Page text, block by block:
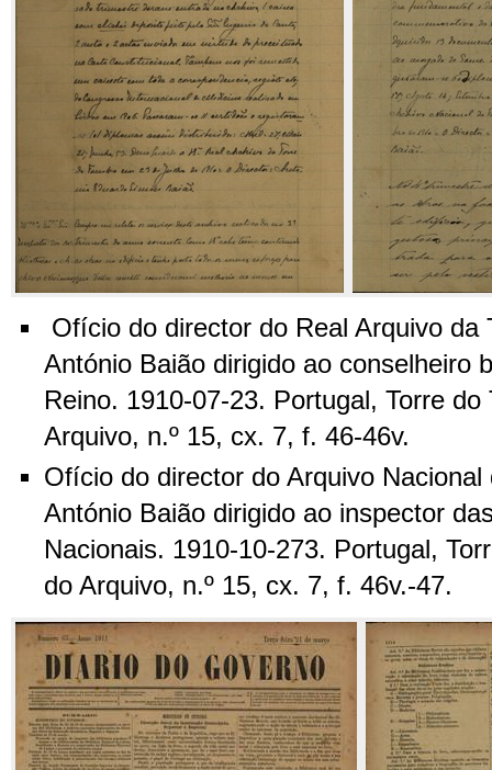
Ofício do director do Real Arquivo da
António Baião dirigido ao conselheiro
Reino. 1910-07-23. Portugal, Torre do
Arquivo, n.º 15, cx. 7, f. 46-46v.
Ofício do director do Arquivo Nacional
António Baião dirigido ao inspector
Nacionais. 1910-10-273. Portugal,
do Arquivo, n.º 15, cx. 7, f. 46v.-47.